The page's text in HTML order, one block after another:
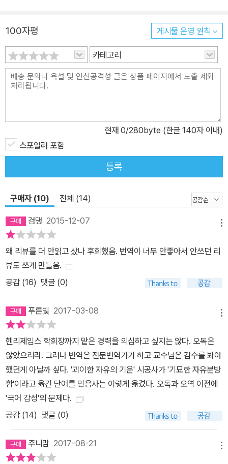
100자평 게시물 운영 원칙
카테고리
현재 0/280byte (한글 140자 이내)
스포일러 포함
등록
구매자 (10) 전체 (14)
검댕 2015-12-07
왜 리뷰를 더 안읽고 샀나 후회했음. 번역이 너무 안좋아서 안쓰던 리
뷰도 쓰게 만들음.
공감 (16) 댓글 (0)
푸른빛 2017-03-08
헨리제임스 학회장까지 맡은 경력을 의심하고 싶지는 않다. 오독은
않았으리라. 그러나 번역은 전문번역가가 하고 교수님은 감수를 봐야
했던게 아닐까 싶다. '괴이한 자유의 기운' 시공사가 '기묘한 자유분방
함'이라고 옮긴 단어를 민음사는 이렇게 옮겼다. 오독과 오역 이전에
'국어 감성'의 문제다.
공감 (14) 댓글 (0)
주니맘 2017-08-21